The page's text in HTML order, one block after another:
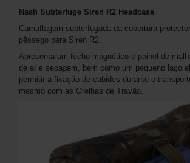
Nash Subterfuge Siren R2 Headcase
Camuflagem subterfugada da cobertura
pêssego para Siren R2.
Apresenta um fecho magnético e painel de
de ar e secagem, bem como um pequeno laço
permitir a fixação de cabides durante o
mesmo com as Orelhas de Travão.